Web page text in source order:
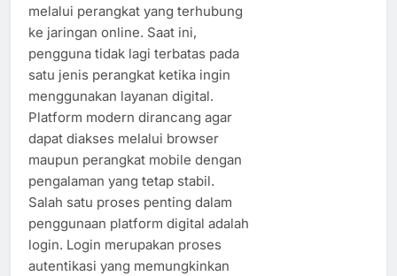
melalui perangkat yang terhubung
ke jaringan online. Saat ini,
pengguna tidak lagi terbatas pada
satu jenis perangkat ketika ingin
menggunakan layanan digital.
Platform modern dirancang agar
dapat diakses melalui browser
maupun perangkat mobile dengan
pengalaman yang tetap stabil.
Salah satu proses penting dalam
penggunaan platform digital adalah
login. Login merupakan proses
autentikasi yang memungkinkan